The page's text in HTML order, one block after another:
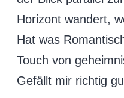
Horizont wandert,
Hat was
Touch von
Gefällt mir richtig